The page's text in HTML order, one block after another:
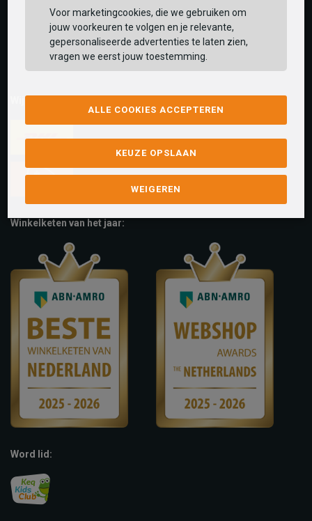
Wij versturen met:
Winkelketen van het jaar:
Word lid:
Voor marketingcookies, die we gebruiken om
jouw voorkeuren te volgen en je relevante,
gepersonaliseerde advertenties te laten zien,
vragen we eerst jouw toestemming.
ALLE COOKIES ACCEPTEREN
KEUZE OPSLAAN
WEIGEREN